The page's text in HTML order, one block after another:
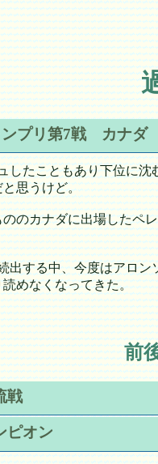
ンプリ第7戦 カナダ
たこともあり下位に沈
思うけど。
カナダに出場したペ
する中、今度はアロン
めなくなってきた。
前
戦
ピオン